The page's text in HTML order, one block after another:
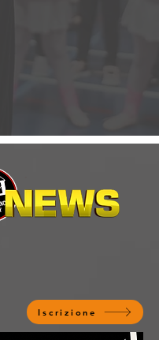
Iscrizione